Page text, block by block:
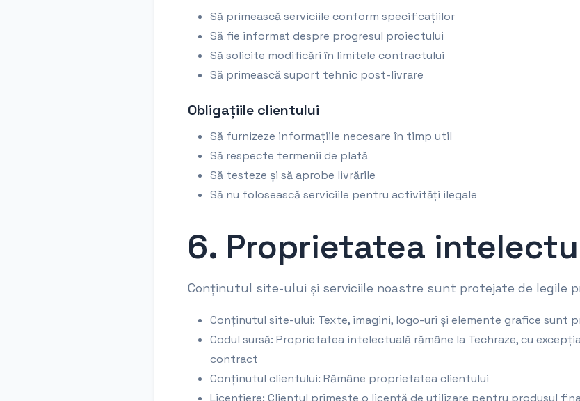
Să primească serviciile conform specificațiilor
Să fie informat despre progresul proiectului
Să solicite modificări în limitele contractului
Să primească suport tehnic post-livrare
Obligațiile clientului
Să furnizeze informațiile necesare în timp util
Să respecte termenii de plată
Să testeze și să aprobe livrările
Să nu folosească serviciile pentru activități ilegale
6. Proprietatea
Conținutul site-ului și serviciile noastre sunt protejate de legile
Conținutul site-ului: Texte, imagini, logo-uri și elemente grafice sunt
Codul sursă: Proprietatea intelectuală rămâne la Techraze, cu
contract
Conținutul clientului: Rămâne proprietatea clientului
Licențiere: Clientul primește o licență de utilizare pentru produsul